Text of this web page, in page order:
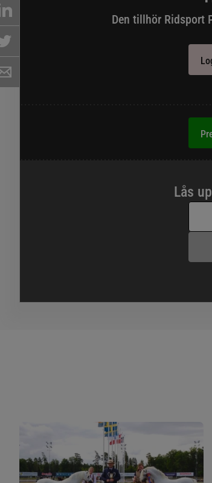
Den tillhör Ridsport